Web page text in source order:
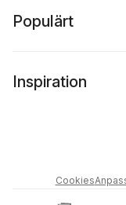
Populärt
Inspiration
Cookies